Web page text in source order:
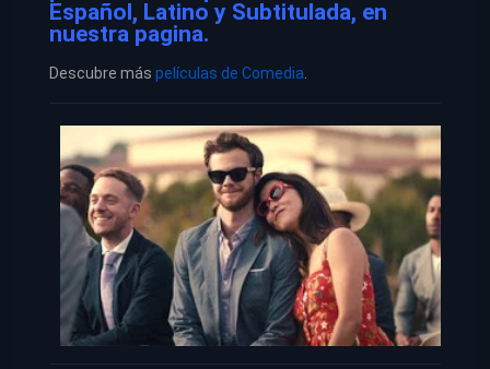
Español, Latino y Subtitulada, en
nuestra pagina.
Descubre más películas de Comedia